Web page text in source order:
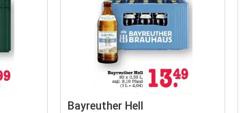
Bayreuther Hell